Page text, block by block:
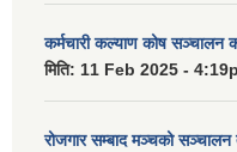
कर्मचारी कल्याण कोष सञ्चालन
मिति: 11 Feb 2025 -
रोजगार सम्बाद मञ्चको सञ्चालन